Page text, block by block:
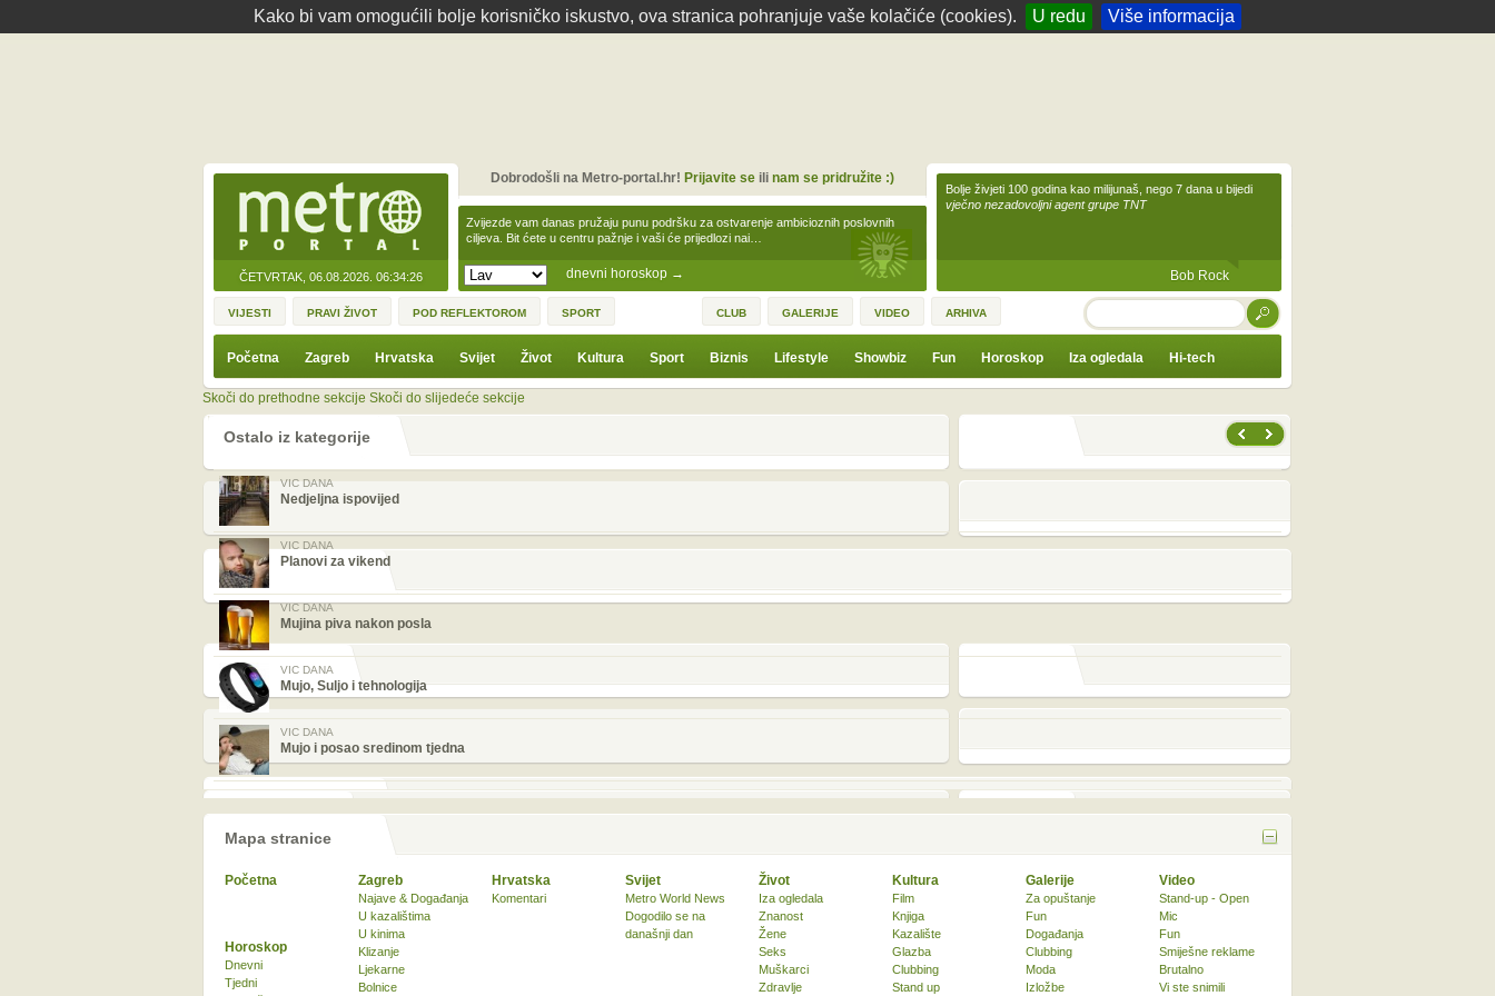
Kako bi vam omogućili bolje korisničko iskustvo, ova stranica pohranjuje vaše kolačiće (cookies). U redu Više informacija
ČETVRTAK, 06.08.2026. 06:34:26 dnevni horoskop →
Zvijezde vam danas pružaju punu podršku za ostvarenje ambicioznih poslovnih
ciljeva. Bit ćete u centru pažnje i vaši će prijedlozi nai…
Dobrodošli na Metro-portal.hr! Prijavite seili nam se pridružite :)
Bolje živjeti 100 godina kao milijunaš, nego 7 dana u bijedi
vječno nezadovoljni agent grupe TNT
Bob Rock
VIJESTI PRAVI ŽIVOT POD REFLEKTOROM SPORT CLUB GALERIJE VIDEO ARHIVA TRAŽI
Početna Zagreb Hrvatska Svijet Život Kultura Sport Biznis Lifestyle Showbiz Fun Horoskop Iza ogledala Hi-tech
Skoči do prethodne sekcije Skoči do slijedeće sekcije
Ostalo iz kategorije
VIC DANA
Nedjeljna ispovijed
VIC DANA
Planovi za vikend
VIC DANA
Mujina piva nakon posla
VIC DANA
Mujo, Suljo i tehnologija
VIC DANA
Mujo i posao sredinom tjedna
Mapa stranice
Početna Zagreb
Najave & Događanja
U kazalištima
U kinima
Klizanje
Ljekarne
Bolnice
Hrvatska
Komentari
Svijet
Metro World News
Dogodilo se na
današnji dan
Život
Iza ogledala
Znanost
Žene
Seks
Muškarci
Zdravlje
Kultura
Film
Knjiga
Kazalište
Glazba
Clubbing
Stand up
Horoskop
Dnevni
Tjedni
Galerije
Za opuštanje
Fun
Događanja
Clubbing
Moda
Izložbe
Video
Stand-up - Open
Mic
Fun
Smiješne reklame
Brutalno
Vi ste snimili